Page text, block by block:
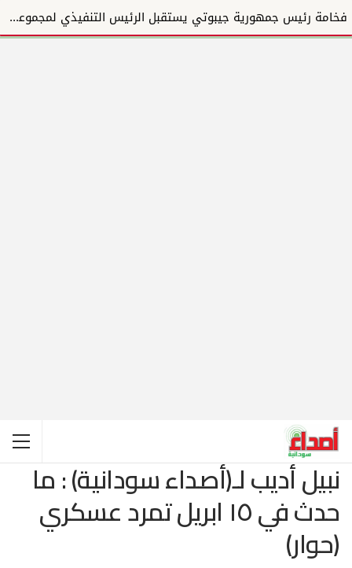
فخامة رئيس جمهورية جيبوتي يستقبل الرئيس التنفيذي لمجموعة المبارك للإنشاءات والتطوير العقاري ويؤكد دع...
نبيل أديب لـ(أصداء سودانية) : ما
حدث في ١٥ ابريل تمرد عسكري
(حوار)